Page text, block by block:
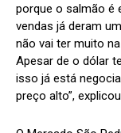
porque o salmão é
vendas já deram
não vai ter muito
Apesar de o dólar
isso já está
preço alto”,